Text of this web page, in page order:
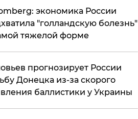
экономика России
"голландскую болезнь"
тяжелой форме
прогнозирует России
Донецка из-за скорого
баллистики у Украины